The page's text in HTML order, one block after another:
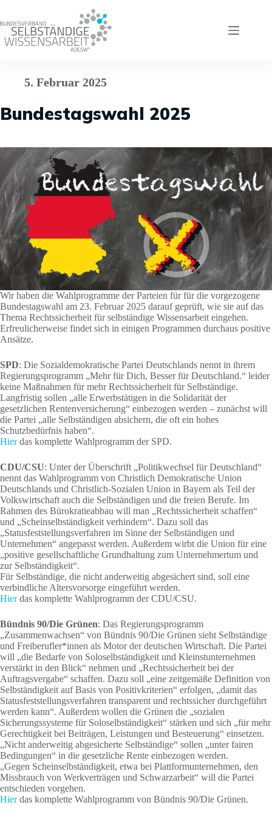
springen
5. Februar 2025
Bundestagswahl 2025
Wir haben die Wahlprogramme der Parteien für für die vorgezogene
Bundestagswahl am 23. Februar 2025 darauf geprüft, wie sie auf das
Thema Rechtssicherheit für selbständige Wissensarbeit eingehen.
Erfreulicherweise findet sich in einigen Programmen durchaus positive
Ansätze.
SPD: Die Sozialdemokratische Partei Deutschlands nennt in ihrem
Regierungsprogramm „Mehr für Dich, Besser für Deutschland.“ leider
keine Maßnahmen für mehr Rechtssicherheit für Selbständige.
Langfristig sollen „alle Erwerbstätigen in die Solidarität der
gesetzlichen Rentenversicherung“ einbezogen werden – zunächst will
die Partei „alle Selbständigen absichern, die oft ein hohes
Schutzbedürfnis haben“.
Hierdas komplette Wahlprogramm der SPD.
CDU/CSU: Unter der Überschrift „Politikwechsel für Deutschland“
nennt das Wahlprogramm von Christlich Demokratische Union
Deutschlands und Christlich-Sozialen Union in Bayern als Teil der
Volkswirtschaft auch die Selbständigen und die freien Berufe. Im
Rahmen des Bürokratieabbau will man „Rechtssicherheit schaffen“
und „Scheinselbständigkeit verhindern“. Dazu soll das
„Statusfeststellungsverfahren im Sinne der Selbständigen und
Unternehmen“ angepasst werden. Außerdem wirbt die Union für eine
„positive gesellschaftliche Grundhaltung zum Unternehmertum und
zur Selbständigkeit“.
Für Selbständige, die nicht anderweitig abgesichert sind, soll eine
verbindliche Altersvorsorge eingeführt werden.
Hierdas komplette Wahlprogramm der CDU/CSU.
Bündnis 90/Die Grünen: Das Regierungsprogramm
„Zusammenwachsen“ von Bündnis 90/Die Grünen sieht Selbständige
und Freiberufler*innen als Motor der deutschen Wirtschaft. Die Partei
will „die Bedarfe von Soloselbständigkeit und Kleinstunternehmen
verstärkt in den Blick“ nehmen und „Rechtssicherheit bei der
Auftragsvergabe“ schaffen. Dazu soll „eine zeitgemäße Definition von
Selbständigkeit auf Basis von Positivkriterien“ erfolgen, „damit das
Statusfeststellungsverfahren transparent und rechtssicher durchgeführt
werden kann“. Außerdem wollen die Grünen die „sozialen
Sicherungssysteme für Soloselbständigkeit“ stärken und sich „für mehr
Gerechtigkeit bei Beiträgen, Leistungen und Besteuerung“ einsetzen.
„Nicht anderweitig abgesicherte Selbständige“ sollen „unter fairen
Bedingungen“ in die gesetzliche Rente einbezogen werden.
„Gegen Scheinselbständigkeit, etwa bei Plattformunternehmen, den
Missbrauch von Werkverträgen und Schwarzarbeit“ will die Partei
entschieden vorgehen.
Hierdas komplette Wahlprogramm von Bündnis 90/Die Grünen.